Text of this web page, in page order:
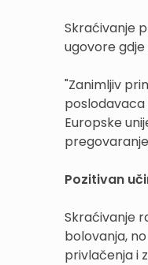
Skraćivanje
ugovore
"Zanimljiv
poslodavaca
Europske
Pozitivan
Skraćivanje
bolovanja,
privlačenja i